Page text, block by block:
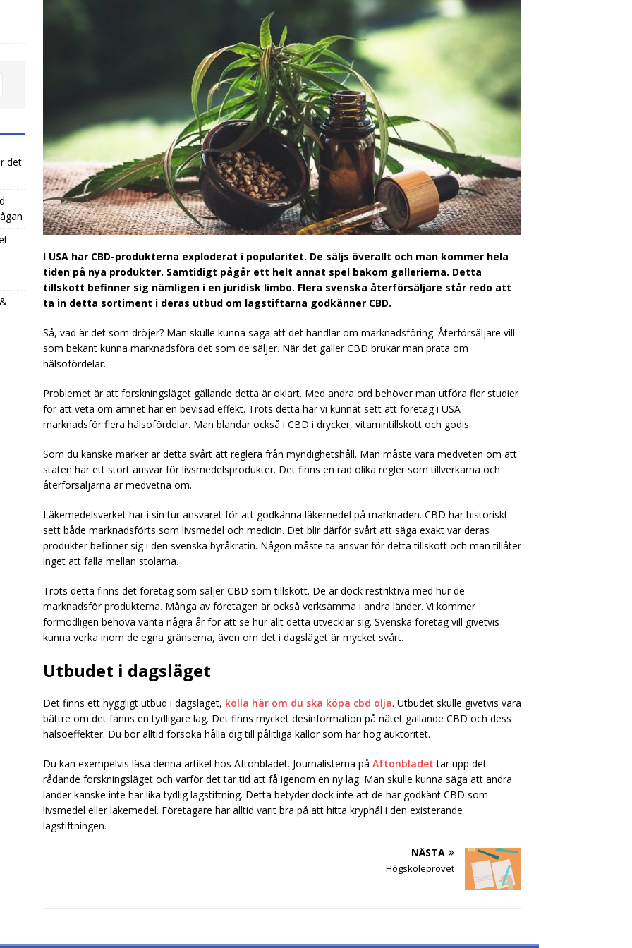
I USA har CBD-produkterna exploderat i popularitet. De säljs överallt och man kommer hela
tiden på nya produkter. Samtidigt pågår ett helt annat spel bakom gallerierna. Detta
tillskott befinner sig nämligen i en juridisk limbo. Flera svenska återförsäljare står redo att
ta in detta sortiment i deras utbud om lagstiftarna godkänner CBD.
Så, vad är det som dröjer? Man skulle kunna säga att det handlar om marknadsföring. Återförsäljare vill
som bekant kunna marknadsföra det som de säljer. När det gäller CBD brukar man prata om
hälsofördelar.
Problemet är att forskningsläget gällande detta är oklart. Med andra ord behöver man utföra fler studier
för att veta om ämnet har en bevisad effekt. Trots detta har vi kunnat sett att företag i USA
marknadsför flera hälsofördelar. Man blandar också i CBD i drycker, vitamintillskott och godis.
Som du kanske märker är detta svårt att reglera från myndighetshåll. Man måste vara medveten om att
staten har ett stort ansvar för livsmedelsprodukter. Det finns en rad olika regler som tillverkarna och
återförsäljarna är medvetna om.
Läkemedelsverket har i sin tur ansvaret för att godkänna läkemedel på marknaden. CBD har historiskt
sett både marknadsförts som livsmedel och medicin. Det blir därför svårt att säga exakt var deras
produkter befinner sig i den svenska byråkratin. Någon måste ta ansvar för detta tillskott och man tillåter
inget att falla mellan stolarna.
Trots detta finns det företag som säljer CBD som tillskott. De är dock restriktiva med hur de
marknadsför produkterna. Många av företagen är också verksamma i andra länder. Vi kommer
förmodligen behöva vänta några år för att se hur allt detta utvecklar sig. Svenska företag vill givetvis
kunna verka inom de egna gränserna, även om det i dagsläget är mycket svårt.
Utbudet i dagsläget
Det finns ett hyggligt utbud i dagsläget, kolla här om du ska köpa cbd olja. Utbudet skulle givetvis vara
bättre om det fanns en tydligare lag. Det finns mycket desinformation på nätet gällande CBD och dess
hälsoeffekter. Du bör alltid försöka hålla dig till pålitliga källor som har hög auktoritet.
Du kan exempelvis läsa denna artikel hos Aftonbladet. Journalisterna på Aftonbladet tar upp det
rådande forskningsläget och varför det tar tid att få igenom en ny lag. Man skulle kunna säga att andra
länder kanske inte har lika tydlig lagstiftning. Detta betyder dock inte att de har godkänt CBD som
livsmedel eller läkemedel. Företagare har alltid varit bra på att hitta kryphål i den existerande
lagstiftningen.
NÄSTA
Högskoleprovet
det